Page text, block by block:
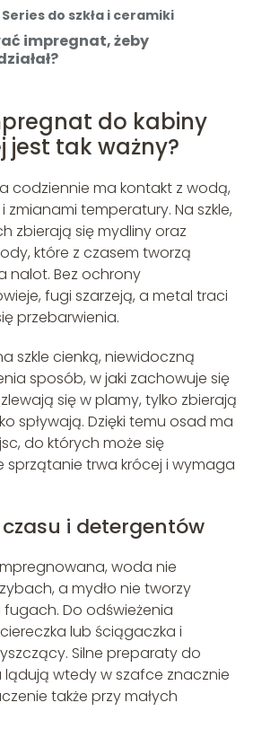
Series do szkła i ceramiki
impregnat, żeby
do kabiny
jest tak ważny?
codziennie ma kontakt z wodą,
zmianami temperatury. Na szkle,
zbierają się mydliny oraz
które z czasem tworzą
nalot. Bez ochrony
fugi szarzeją, a metal traci
przebarwienia.
szkle cienką, niewidoczną
sposób, w jaki zachowuje się
się w plamy, tylko zbierają
spływają. Dzięki temu osad ma
do których może się
sprzątanie trwa krócej i wymaga
i detergentów
woda nie
a mydło nie tworzy
Do odświeżenia
lub ściągaczka i
Silne preparaty do
lądują wtedy w szafce znacznie
także przy małych